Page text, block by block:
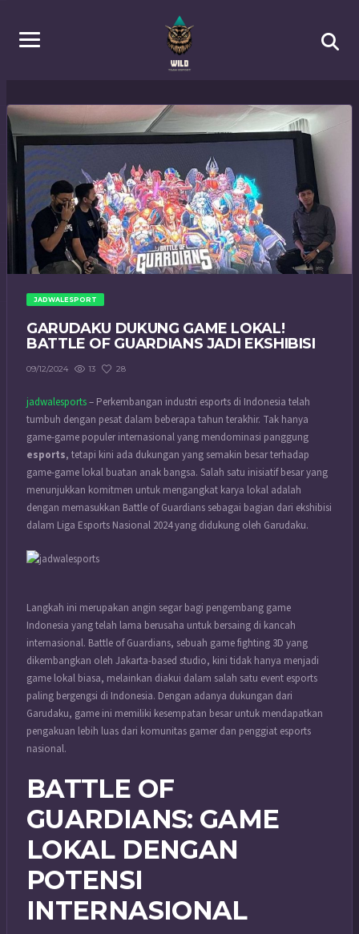
JADWALESPORT
GARUDAKU DUKUNG GAME LOKAL!
BATTLE OF GUARDIANS JADI EKSHIBISI
09/12/2024 13 28
jadwalesports– Perkembangan industri esports di Indonesia telah
tumbuh dengan pesat dalam beberapa tahun terakhir. Tak hanya
game-game populer internasional yang mendominasi panggung
esports, tetapi kini ada dukungan yang semakin besar terhadap
game-game lokal buatan anak bangsa. Salah satu inisiatif besar yang
menunjukkan komitmen untuk mengangkat karya lokal adalah
dengan memasukkan Battle of Guardians sebagai bagian dari ekshibisi
dalam Liga Esports Nasional 2024 yang didukung oleh Garudaku.
Langkah ini merupakan angin segar bagi pengembang game
Indonesia yang telah lama berusaha untuk bersaing di kancah
internasional. Battle of Guardians, sebuah game fighting 3D yang
dikembangkan oleh Jakarta-based studio, kini tidak hanya menjadi
game lokal biasa, melainkan diakui dalam salah satu event esports
paling bergengsi di Indonesia. Dengan adanya dukungan dari
Garudaku, game ini memiliki kesempatan besar untuk mendapatkan
pengakuan lebih luas dari komunitas gamer dan penggiat esports
nasional.
BATTLE OF
GUARDIANS: GAME
LOKAL DENGAN
POTENSI
INTERNASIONAL